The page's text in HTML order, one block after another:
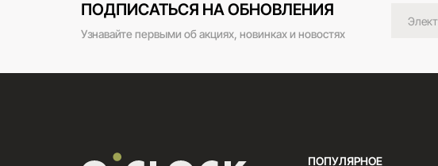
ПОДПИСАТЬСЯ НА ОБНОВЛЕНИЯ
Узнавайте первыми об акциях, новинках и новостях
ПОПУЛЯРНОЕ